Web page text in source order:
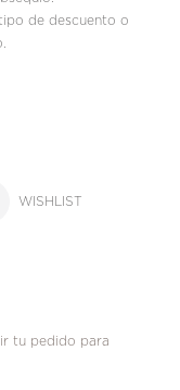
de descuento o
WISHLIST
tu pedido para